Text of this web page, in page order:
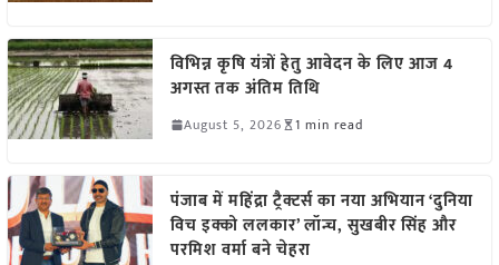
विभिन्न कृषि यंत्रों हेतु आवेदन के लिए आज 4
अगस्त तक अंतिम तिथि
August 5, 2026 1 min read
पंजाब में महिंद्रा ट्रैक्टर्स का नया अभियान ‘दुनिया
विच इक्को ललकार’ लॉन्च, सुखबीर सिंह और
परमिश वर्मा बने चेहरा